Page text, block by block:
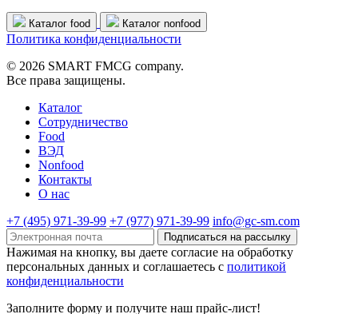
Каталог food Каталог nonfood
Политика конфиденциальности
© 2026 SMART FMCG company.
Все права защищены.
Каталог
Cотрудничество
Food
ВЭД
Nonfood
Контакты
О нас
+7 (495) 971-39-99 +7 (977) 971-39-99 info@gc-sm.com
Подписаться на рассылку
Нажимая на кнопку, вы даете согласие на обработку
персональных данных и соглашаетесь c политикой
конфиденциальности
Заполните форму и получите наш прайс-лист!